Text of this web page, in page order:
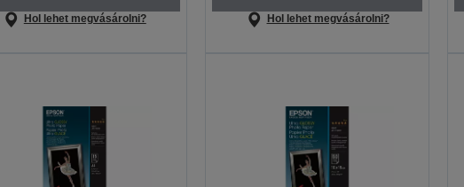
Hol lehet megvásárolni? Hol lehet megvásárolni?